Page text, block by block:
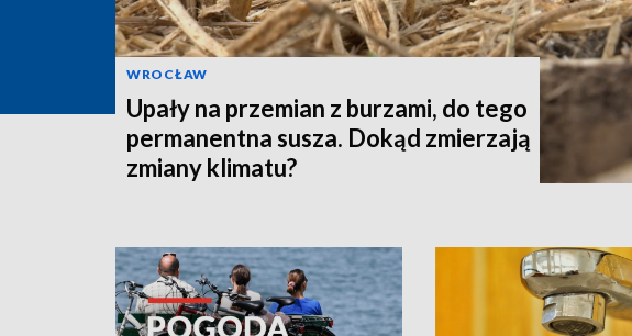
WROCŁAW
Upały na przemian z burzami, do tego
permanentna susza. Dokąd zmierzają
zmiany klimatu?